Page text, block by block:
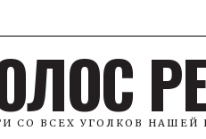
СО ВСЕХ УГОЛКОВ